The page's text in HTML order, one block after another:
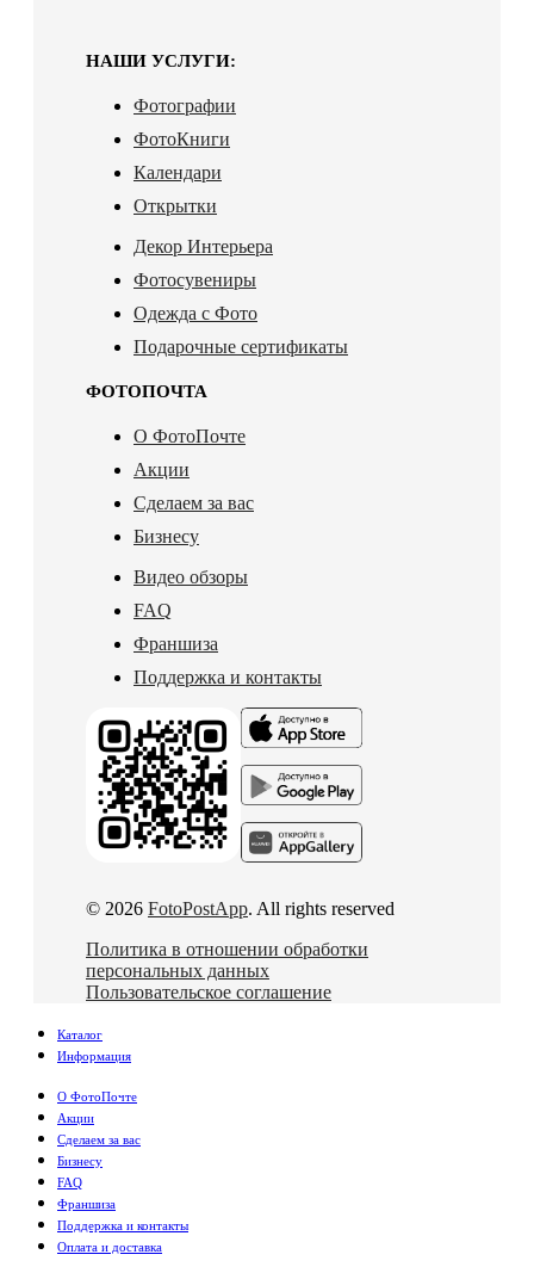
НАШИ УСЛУГИ:
Фотографии
ФотоКниги
Календари
Открытки
Декор Интерьера
Фотосувениры
Одежда с Фото
Подарочные сертификаты
ФОТОПОЧТА
О ФотоПочте
Акции
Сделаем за вас
Бизнесу
Видео обзоры
FAQ
Франшиза
Поддержка и контакты
© 2026 FotoPostApp. All rights reserved
Политика в отношении обработки
персональных данных
Пользовательское соглашение
Каталог
Информация
О ФотоПочте
Акции
Сделаем за вас
Бизнесу
FAQ
Франшиза
Поддержка и контакты
Оплата и доставка